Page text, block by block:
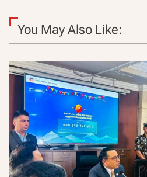
You May Also Like: